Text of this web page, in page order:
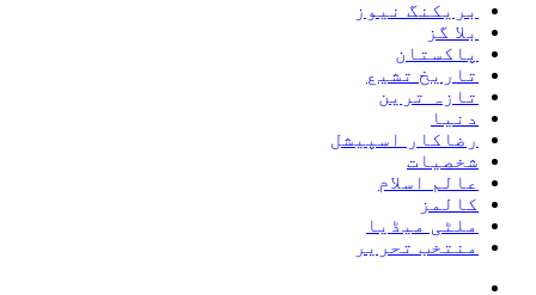
بریکنگ نیوز
بلا گز
پاکستان
تاریخ تشیع
تازہ ترین
دنیا
رضاکار اسپیشل
شخصیات
عالم اسلام
کالمز
ملٹی میڈیا
منتخب تحریر